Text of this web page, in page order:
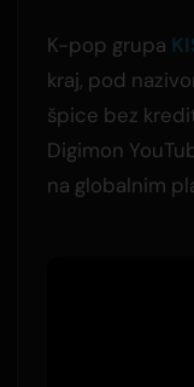
K-pop grupa
kraj, pod
špice bez
Digimon
na globalnim